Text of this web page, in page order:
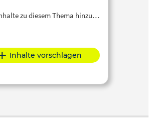
zu diesem Thema hinzu…
Inhalte vorschlagen